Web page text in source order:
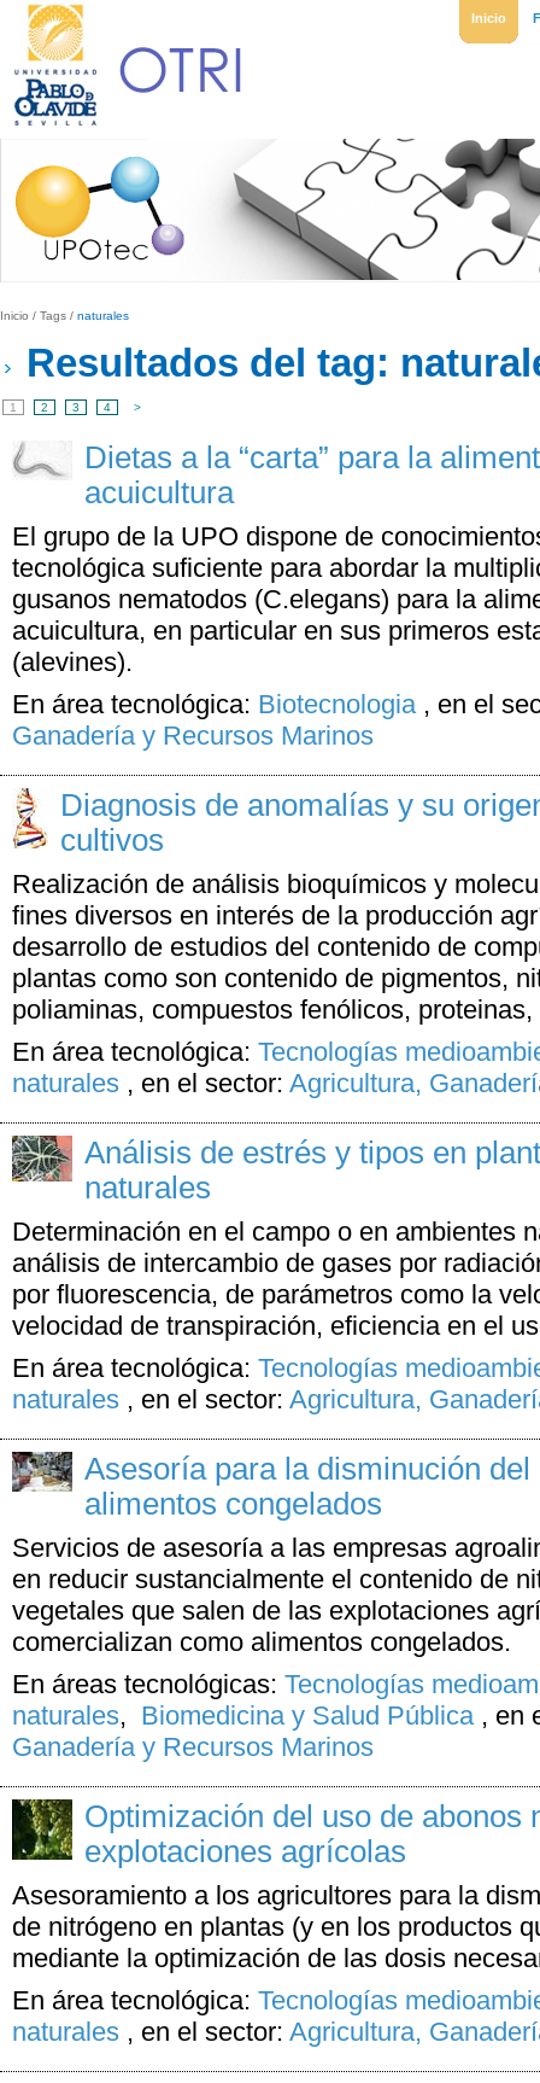
Inicio
Inicio / Tags / naturales
Resultados del tag:
1 2 3 4 >
Dietas a la “carta” para la
acuicultura
El grupo de la UPO dispone de
tecnológica suficiente para abordar la
gusanos nematodos (C.elegans) para la
acuicultura, en particular en sus primeros
(alevines).
En área tecnológica: Biotecnologia , en el
Ganadería y Recursos Marinos
Diagnosis de anomalías y su
cultivos
Realización de análisis bioquímicos y
fines diversos en interés de la producción
desarrollo de estudios del contenido de
plantas como son contenido de pigmentos,
poliaminas, compuestos fenólicos, proteinas,
En área tecnológica: Tecnologías
naturales , en el sector: Agricultura,
Análisis de estrés y tipos en
naturales
Determinación en el campo o en ambientes
análisis de intercambio de gases por
por fluorescencia, de parámetros como la
velocidad de transpiración, eficiencia en el
En área tecnológica: Tecnologías
naturales , en el sector: Agricultura,
Asesoría para la disminución
alimentos congelados
Servicios de asesoría a las empresas
en reducir sustancialmente el contenido de
vegetales que salen de las explotaciones
comercializan como alimentos congelados.
En áreas tecnológicas: Tecnologías
naturales, Biomedicina y Salud Pública , en
Ganadería y Recursos Marinos
Optimización del uso de abonos
explotaciones agrícolas
Asesoramiento a los agricultores para la
de nitrógeno en plantas (y en los productos
mediante la optimización de las dosis
En área tecnológica: Tecnologías
naturales , en el sector: Agricultura,